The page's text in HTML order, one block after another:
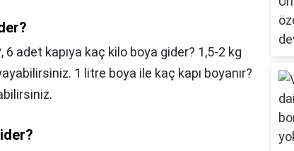
6 adet kapıya kaç kilo boya gider? 1,5-2 kg
1 litre boya ile kaç kapı boyanır?